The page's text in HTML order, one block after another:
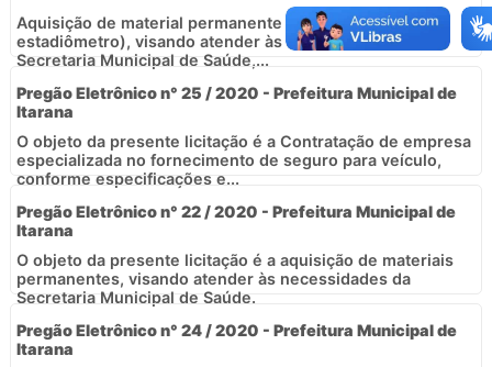
Aquisição de material permanente (balança pediátrica e
estadiômetro), visando atender às necessidades da
Secretaria Municipal de Saúde,...
Pregão Eletrônico n° 25 / 2020 - Prefeitura Municipal de
Itarana
O objeto da presente licitação é a Contratação de empresa
especializada no fornecimento de seguro para veículo,
conforme especificações e...
Pregão Eletrônico n° 22 / 2020 - Prefeitura Municipal de
Itarana
O objeto da presente licitação é a aquisição de materiais
permanentes, visando atender às necessidades da
Secretaria Municipal de Saúde.
Pregão Eletrônico n° 24 / 2020 - Prefeitura Municipal de
Itarana